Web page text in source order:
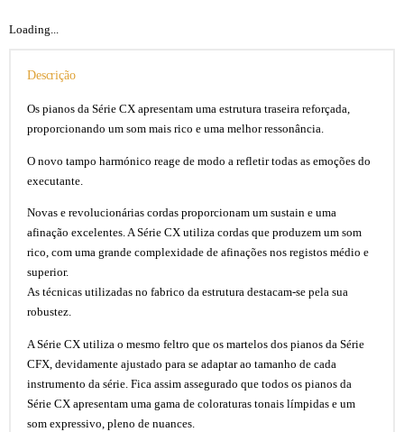
Loading...
Descrição
Os pianos da Série CX apresentam uma estrutura traseira reforçada,
proporcionando um som mais rico e uma melhor ressonância.
O novo tampo harmónico reage de modo a refletir todas as emoções do
executante.
Novas e revolucionárias cordas proporcionam um sustain e uma
afinação excelentes. A Série CX utiliza cordas que produzem um som
rico, com uma grande complexidade de afinações nos registos médio e
superior.
As técnicas utilizadas no fabrico da estrutura destacam-se pela sua
robustez.
A Série CX utiliza o mesmo feltro que os martelos dos pianos da Série
CFX, devidamente ajustado para se adaptar ao tamanho de cada
instrumento da série. Fica assim assegurado que todos os pianos da
Série CX apresentam uma gama de coloraturas tonais límpidas e um
som expressivo, pleno de nuances.